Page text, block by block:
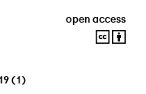
open access
(1)